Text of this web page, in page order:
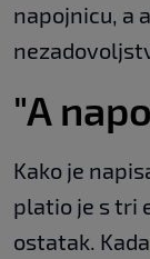
napojnicu, a
"A
Kako je
platio je s tri
ostatak.